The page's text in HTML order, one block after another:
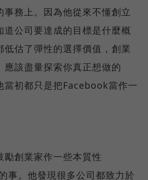
事務上。因為他從來不懂創立
道公司要達成的目標是什麼概
低估了彈性的選擇價值，創業
應該盡量探索你真正想做的
當初都只是把Facebook當作一
勵創業家作一些本質性
。他發現很多公司都致力於